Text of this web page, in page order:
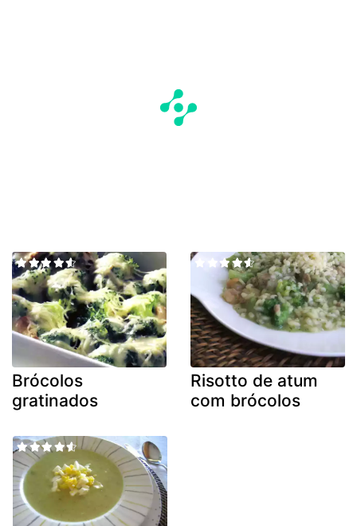
Brócolos
gratinados
Risotto de atum
com brócolos